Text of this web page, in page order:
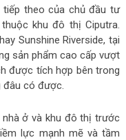
tiếp theo của chủ đầu tư
khu đô thị Ciputra.
Sunshine Riverside, tại
sản phẩm cao cấp vượt
được tích hợp bên trong
đâu có được.
nhà ở và khu đô thị trước
lực mạnh mẽ và tầm